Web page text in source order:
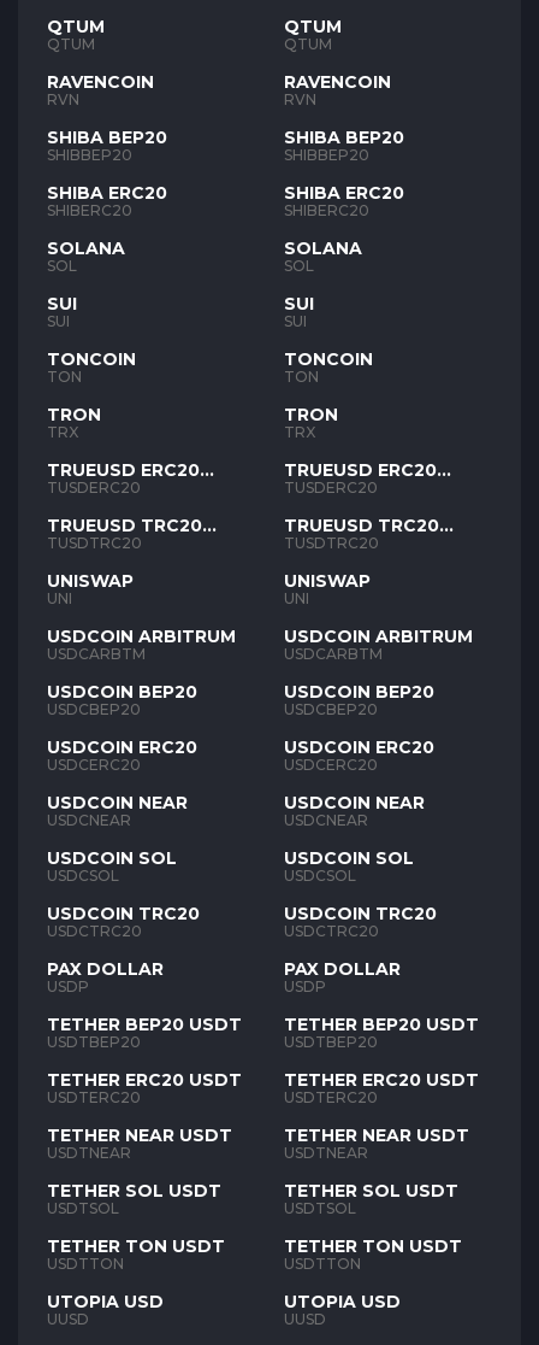
QTUM
QTUM
RAVENCOIN
RVN
SHIBA BEP20
SHIBBEP20
SHIBA ERC20
SHIBERC20
SOLANA
SOL
SUI
SUI
TONCOIN
TON
TRON
TRX
TRUEUSD ERC20
TUSD
TUSDERC20
TRUEUSD TRC20
TUSD
TUSDTRC20
UNISWAP
UNI
USDCOIN ARBITRUM
USDCARBTM
USDCOIN BEP20
USDCBEP20
USDCOIN ERC20
USDCERC20
USDCOIN NEAR
USDCNEAR
USDCOIN SOL
USDCSOL
USDCOIN TRC20
USDCTRC20
PAX DOLLAR
USDP
TETHER BEP20 USDT
USDTBEP20
TETHER ERC20 USDT
USDTERC20
TETHER NEAR USDT
USDTNEAR
TETHER SOL USDT
USDTSOL
TETHER TON USDT
USDTTON
UTOPIA USD
UUSD
QTUM
QTUM
RAVENCOIN
RVN
SHIBA BEP20
SHIBBEP20
SHIBA ERC20
SHIBERC20
SOLANA
SOL
SUI
SUI
TONCOIN
TON
TRON
TRX
TRUEUSD ERC20
TUSD
TUSDERC20
TRUEUSD TRC20
TUSD
TUSDTRC20
UNISWAP
UNI
USDCOIN ARBITRUM
USDCARBTM
USDCOIN BEP20
USDCBEP20
USDCOIN ERC20
USDCERC20
USDCOIN NEAR
USDCNEAR
USDCOIN SOL
USDCSOL
USDCOIN TRC20
USDCTRC20
PAX DOLLAR
USDP
TETHER BEP20 USDT
USDTBEP20
TETHER ERC20 USDT
USDTERC20
TETHER NEAR USDT
USDTNEAR
TETHER SOL USDT
USDTSOL
TETHER TON USDT
USDTTON
UTOPIA USD
UUSD